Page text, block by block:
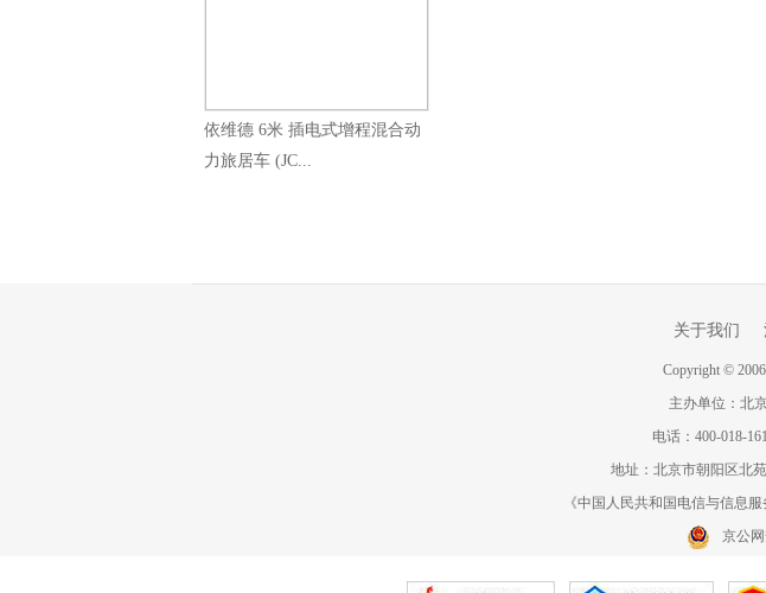
依维德 6米 插电式增程混合动
力旅居车 (JC...
关于我们
Copyright ©
主办单位：北
电话：400-018-
地址：北京市朝阳区北
《中国人民共和国电信与信息
京公网